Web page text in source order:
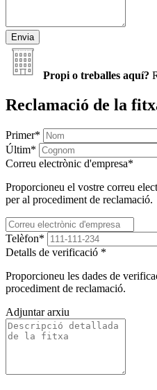
Propi o treballes aquí?
Reclamació de la
Primer*
Últim*
Correu electrònic d'empresa*
Proporcioneu el vostre correu
per al procediment de reclamació.
Telèfon*
Detalls de verificació *
Proporcioneu les dades de
procediment de reclamació.
Adjuntar arxiu